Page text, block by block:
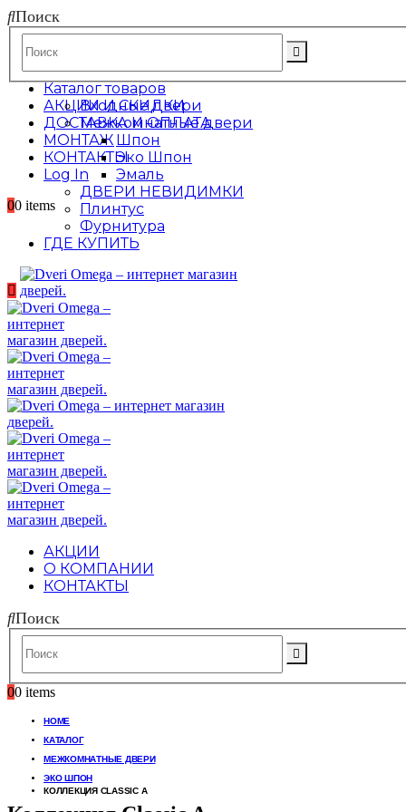
Поиск
АКЦИИ И СКИДКИ
ДОСТАВКА И ОПЛАТА
МОНТАЖ
КОНТАКТЫ
Log In
00 items
Каталог товаров
Входные двери
Межкомнатные двери
Шпон
Эко Шпон
Эмаль
ДВЕРИ НЕВИДИМКИ
Плинтус
Фурнитура
ГДЕ КУПИТЬ
АКЦИИ
О КОМПАНИИ
КОНТАКТЫ
Поиск
00 items
HOME
КАТАЛОГ
МЕЖКОМНАТНЫЕ ДВЕРИ
ЭКО ШПОН
КОЛЛЕКЦИЯ CLASSIC A